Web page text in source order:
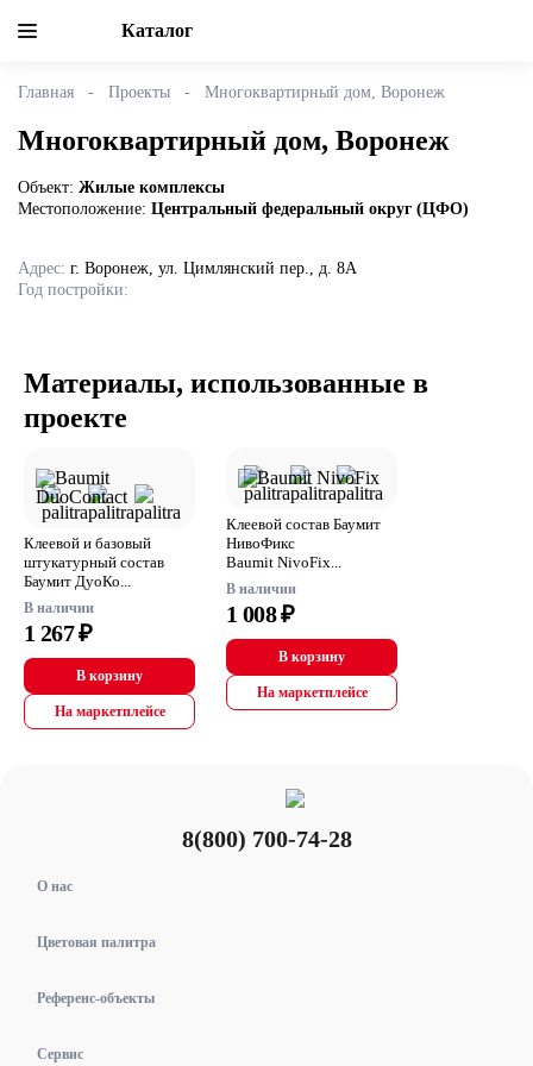
Каталог
Главная Проекты Многоквартирный дом, Воронеж
Многоквартирный дом, Воронеж
Объект: Жилые комплексы
Местоположение: Центральный федеральный округ (ЦФО)
Адрес: г. Воронеж, ул. Цимлянский пер., д. 8А
Год постройки:
Материалы, использованные в
проекте
Клеевой и базовый
штукатурный состав
Баумит ДуоКо...
В наличии
1 267 ₽
В корзину
На маркетплейсе
Клеевой состав Баумит
НивоФикс
Baumit NivoFix...
В наличии
1 008 ₽
В корзину
На маркетплейсе
8(800) 700-74-28
О нас
Цветовая палитра
Референс-объекты
Сервис